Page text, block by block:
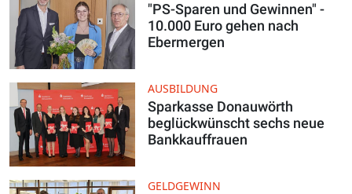
"PS-Sparen und Gewinnen" -
10.000 Euro gehen nach
Ebermergen
AUSBILDUNG
Sparkasse Donauwörth
beglückwünscht sechs neue
Bankkauffrauen
GELDGEWINN